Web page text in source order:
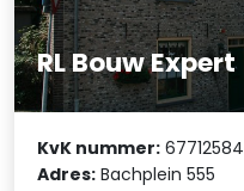
RL Bouw Expert
KvK nummer: 67712584
Adres: Bachplein 555